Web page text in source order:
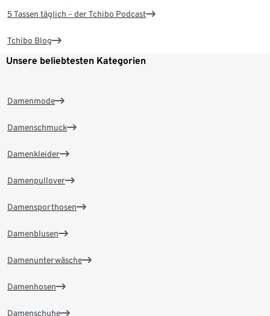
5 Tassen täglich – der Tchibo Podcast
Tchibo Blog
Unsere beliebtesten Kategorien
Damenmode
Damenschmuck
Damenkleider
Damenpullover
Damensporthosen
Damenblusen
Damenunterwäsche
Damenhosen
Damenschuhe